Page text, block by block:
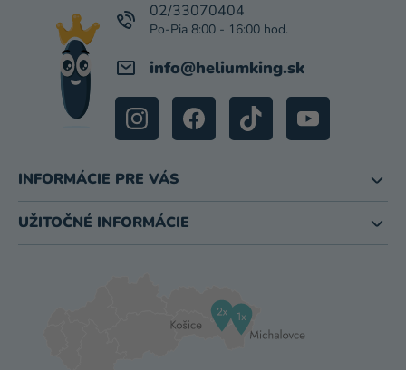
info@heliumking.sk
02/33070404
INFORMÁCIE PRE VÁS
UŽITOČNÉ INFORMÁCIE